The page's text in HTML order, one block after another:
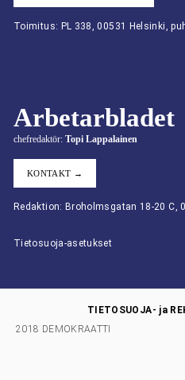
Toimitus: PL 338, 00531 Helsinki,
Arbetarbladet
chefredaktör: Topi Lappalainen
KONTAKT →
Redaktion: Broholmsgatan 18-20 C,
Tietosuoja-asetukset
2018 DEMOKRAATTI
TIETOSUOJA- ja